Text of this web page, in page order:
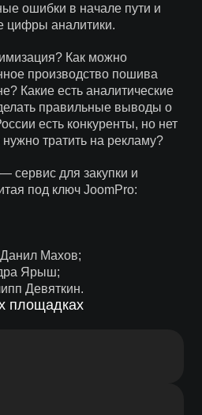
ошибки в начале пути и
цифры аналитики.
Как можно
производство пошива
Какие есть аналитические
правильные выводы о
есть конкуренты, но нет
тратить на рекламу?
сервис для закупки и
под ключ JoomPro:
Махов;
Ярыш;
Девяткин.
площадках